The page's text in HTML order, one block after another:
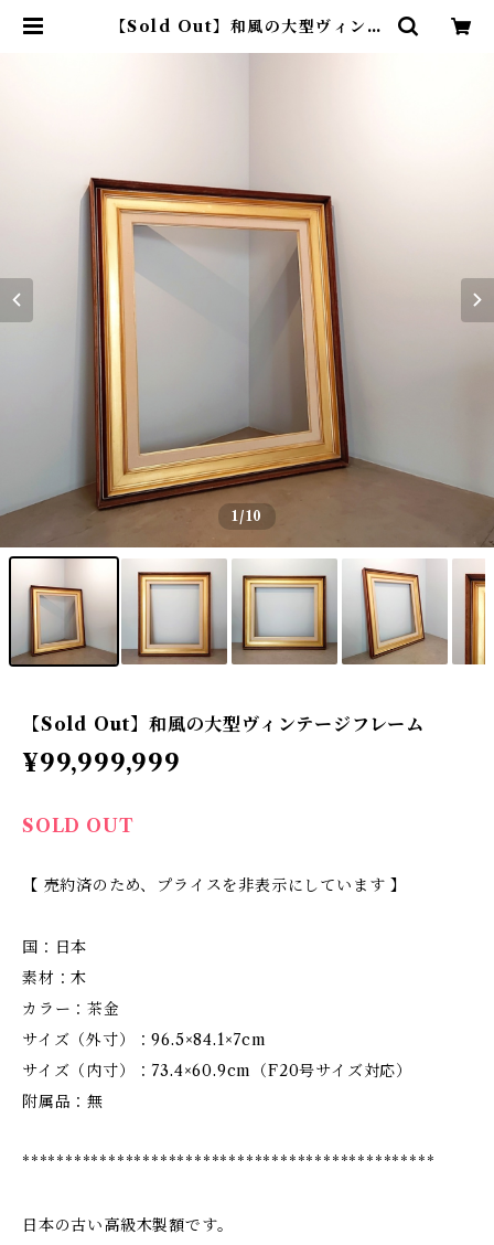
【Sold Out】和風の大型ヴィンテ
1/10
【Sold Out】和風の大型ヴィンテージフレーム
¥99,999,999
SOLD OUT
【 売約済のため、プライスを非表示にしています 】
国：日本
素材：木
カラー：茶金
サイズ（外寸）：96.5×84.1×7cm
サイズ（内寸）：73.4×60.9cm（F20号サイズ対応）
附属品：無
************************************************
日本の古い高級木製額です。